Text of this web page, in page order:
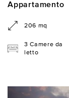
Appartamento
206 mq
3 Camere da
letto